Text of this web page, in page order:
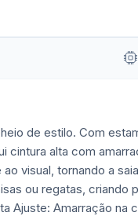
de estilo. Com
alta com
visual, tornando a
ou regatas, criando
Ajuste: Amarração na